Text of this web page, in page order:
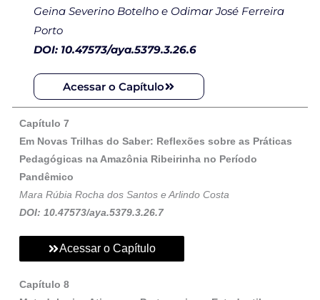
Geina Severino Botelho e Odimar José Ferreira
Porto
DOI: 10.47573/aya.5379.3.26.6
Acessar o Capítulo
Capítulo 7
Em Novas Trilhas do Saber: Reflexões sobre as Práticas
Pedagógicas na Amazônia Ribeirinha no Período
Pandêmico
Mara Rúbia Rocha dos Santos e Arlindo Costa
DOI: 10.47573/aya.5379.3.26.7
Acessar o Capítulo
Capítulo 8